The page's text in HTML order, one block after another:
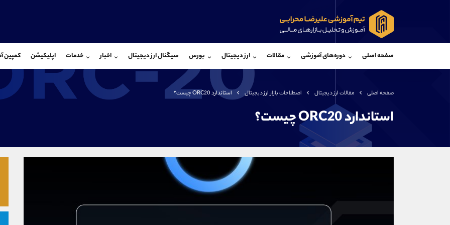
صفحه اصلی دوره‌های آموزشی مقالات ارز دیجیتال بورس سیگنال ارز دیجیتال اخبار خدمات اپلیکیشن کمپین
صفحه اصلی مقالات ارز دیجیتال اصطلاحات بازار ارز دیجیتال استاندارد ORC20 چیست؟
استاندارد ORC20 چیست؟
@Armteam_admin_103 تلگرام @Armteam_admin_por
داخلی
واتساپ شروع
تلگرام
داخلی
اطلاعات تماس (دفتر فروش)
تلفن